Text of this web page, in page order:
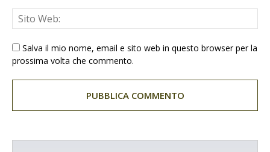
Salva il mio nome, email e sito web in questo browser per la
prossima volta che commento.